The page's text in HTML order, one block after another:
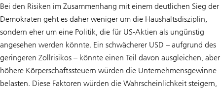
Bei den Risiken im Zusammenhang mit einem deutlichen Sieg der
Demokraten geht es daher weniger um die Haushaltsdisziplin,
sondern eher um eine Politik, die für US-Aktien als ungünstig
angesehen werden könnte. Ein schwächerer USD – aufgrund des
geringeren Zollrisikos – könnte einen Teil davon ausgleichen, aber
höhere Körperschaftssteuern würden die Unternehmensgewinne
belasten. Diese Faktoren würden die Wahrscheinlichkeit steigern,